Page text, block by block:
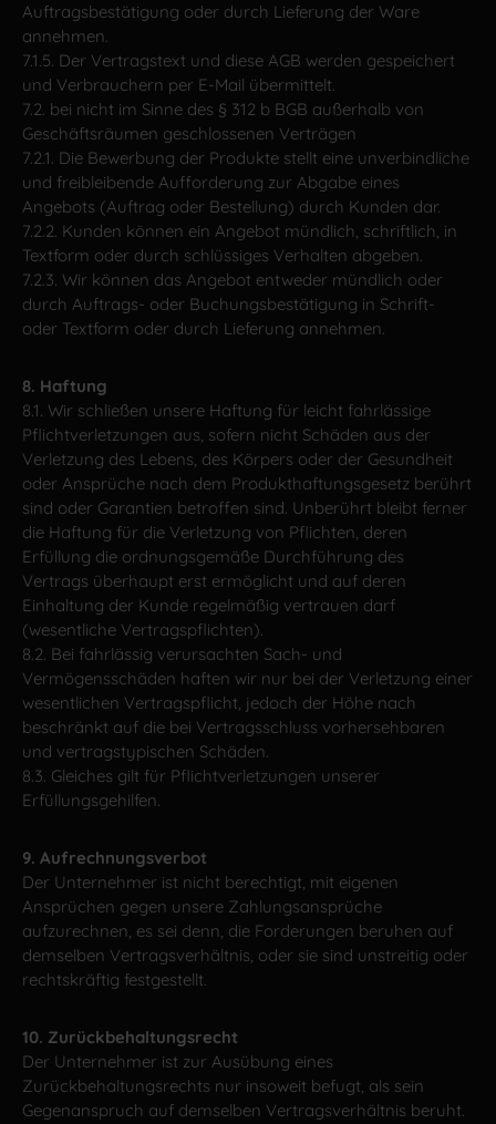
Auftragsbestätigung oder durch Lieferung der Ware
annehmen.
7.1.5. Der Vertragstext und diese AGB werden gespeichert
und Verbrauchern per E-Mail übermittelt.
7.2. bei nicht im Sinne des § 312 b BGB außerhalb von
Geschäftsräumen geschlossenen Verträgen
7.2.1. Die Bewerbung der Produkte stellt eine unverbindliche
und freibleibende Aufforderung zur Abgabe eines
Angebots (Auftrag oder Bestellung) durch Kunden dar.
7.2.2. Kunden können ein Angebot mündlich, schriftlich, in
Textform oder durch schlüssiges Verhalten abgeben.
7.2.3. Wir können das Angebot entweder mündlich oder
durch Auftrags- oder Buchungsbestätigung in Schrift-
oder Textform oder durch Lieferung annehmen.
8. Haftung
8.1. Wir schließen unsere Haftung für leicht fahrlässige
Pflichtverletzungen aus, sofern nicht Schäden aus der
Verletzung des Lebens, des Körpers oder der Gesundheit
oder Ansprüche nach dem Produkthaftungsgesetz berührt
sind oder Garantien betroffen sind. Unberührt bleibt ferner
die Haftung für die Verletzung von Pflichten, deren
Erfüllung die ordnungsgemäße Durchführung des
Vertrags überhaupt erst ermöglicht und auf deren
Einhaltung der Kunde regelmäßig vertrauen darf
(wesentliche Vertragspflichten).
8.2. Bei fahrlässig verursachten Sach- und
Vermögensschäden haften wir nur bei der Verletzung einer
wesentlichen Vertragspflicht, jedoch der Höhe nach
beschränkt auf die bei Vertragsschluss vorhersehbaren
und vertragstypischen Schäden.
8.3. Gleiches gilt für Pflichtverletzungen unserer
Erfüllungsgehilfen.
9. Aufrechnungsverbot
Der Unternehmer ist nicht berechtigt, mit eigenen
Ansprüchen gegen unsere Zahlungsansprüche
aufzurechnen, es sei denn, die Forderungen beruhen auf
demselben Vertragsverhältnis, oder sie sind unstreitig oder
rechtskräftig festgestellt.
10. Zurückbehaltungsrecht
Der Unternehmer ist zur Ausübung eines
Zurückbehaltungsrechts nur insoweit befugt, als sein
Gegenanspruch auf demselben Vertragsverhältnis beruht.